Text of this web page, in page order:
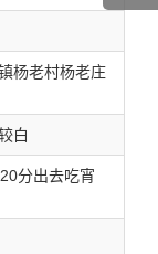
杨老村杨老庄
白
分出去吃宵